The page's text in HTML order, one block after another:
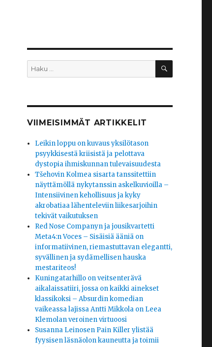
Etsi: HAKU
VIIMEISIMMÄT ARTIKKELIT
Leikin loppu on kuvaus yksilötason
psyykkisestä kriisistä ja pelottava
dystopia ihmiskunnan tulevaisuudesta
Tšehovin Kolmea sisarta tanssitettiin
näyttämöllä nykytanssin askelkuvioilla –
Intensiivinen kehollisuus ja kyky
akrobatiaa lähenteleviin liikesarjoihin
tekivät vaikutuksen
Red Nose Companyn ja jousikvartetti
Meta4:n Voces – Sisäisiä ääniä on
informatiivinen, riemastuttavan elegantti,
syvällinen ja sydämellisen hauska
mestariteos!
Kuningatarhillo on veitsenterävä
aikalaissatiiri, jossa on kaikki ainekset
klassikoksi – Absurdin komedian
vaikeassa lajissa Antti Mikkola on Leea
Klemolan veroinen virtuoosi
Susanna Leinosen Pain Killer ylistää
fyysisen läsnäolon kauneutta ja toimii